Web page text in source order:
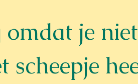
omdat je
scheepje